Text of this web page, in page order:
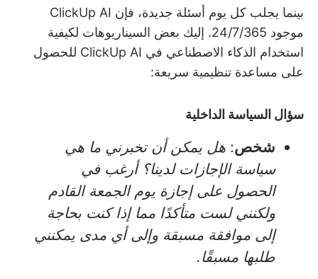
بينما يجلب كل يوم أسئلة جديدة، فإن ClickUp AI
موجود 24/7/365. إليك بعض السيناريوهات لكيفية
استخدام الذكاء الاصطناعي في ClickUp AI للحصول
على مساعدة تنظيمية سريعة:
سؤال السياسة الداخلية
شخص: هل يمكن أن تخبرني ما هي
سياسة الإجازات لدينا؟ أرغب في
الحصول على إجازة يوم الجمعة القادم
ولكنني لست متأكدًا مما إذا كنت بحاجة
إلى موافقة مسبقة وإلى أي مدى يمكنني
طلبها مسبقًا.